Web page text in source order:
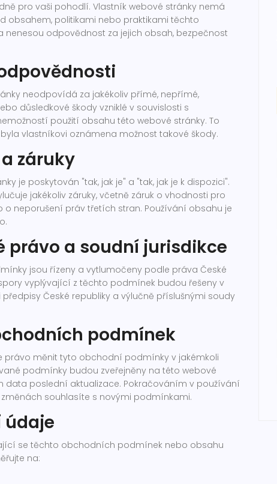
pro vaši pohodlí. Vlastník webové stránky nemá
obsahem, politikami nebo praktikami těchto
nenesou odpovědnost za jejich obsah, bezpečnost
neodpovídá za jakékoliv přímé, nepřímé,
důsledkové škody vzniklé v souvislosti s
použití obsahu této webové stránky. To
vlastníkovi oznámena možnost takové škody.
záruky
je poskytován "tak, jak je" a "tak, jak je k dispozici".
jakékoliv záruky, včetně záruk o vhodnosti pro
o neporušení práv třetích stran. Používání obsahu je
právo a soudní jurisdikce
jsou řízeny a vytlumočeny podle práva České
vyplývající z těchto podmínek budou řešeny v
České republiky a výlučně příslušnými soudy
podmínek
právo měnit tyto obchodní podmínky v jakémkoli
podmínky budou zveřejněny na této webové
data poslední aktualizace. Pokračováním v používání
souhlasíte s novými podmínkami.
údaje
se těchto obchodních podmínek nebo obsahu
na: